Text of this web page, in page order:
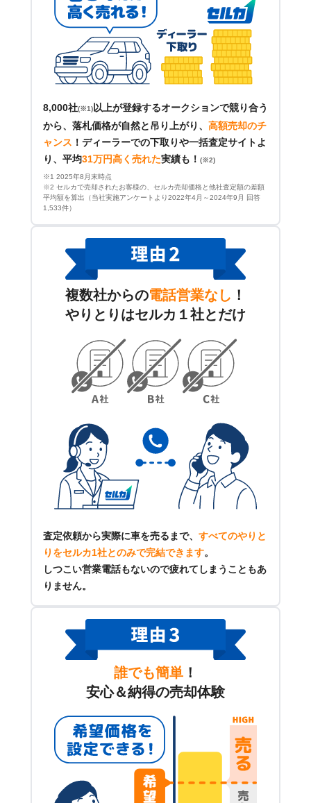
8,000社(※1) 以上が登録するオークションで競り合う
から、落札価格が自然と吊り上がり、 高額売却のチ
ャンス ！ ディーラーでの下取りや一括査定サイトよ
り、平均31万円高く売れた実績も！ (※2)
※1 2025年8月末時点
※2 セルカで売却されたお客様の、セルカ売却価格と他社査定額の差額
平均額を算出（当社実施アンケートより2022年4月～2024年9月 回答
1,533件）
複数社からの電話営業なし ！
やりとりはセルカ１社とだけ
査定依頼から実際に車を売るまで、 すべてのやりと
りをセルカ1社とのみで完結できます。
しつこい営業電話もないので疲れてしまうこともあ
りません。
誰でも簡単 ！
安心＆納得の売却体験